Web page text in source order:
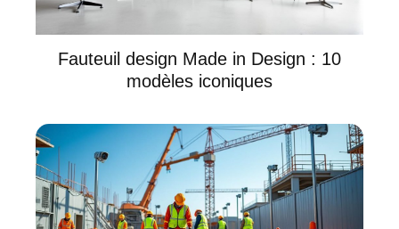
Fauteuil design Made in Design : 10
modèles iconiques